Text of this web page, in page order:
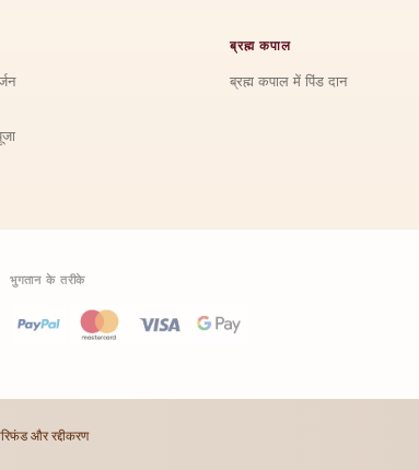
ब्रह्म कपाल
ब्रह्म कपाल में पिंड दान
भुगतान के तरीके
रिफंड और रद्दीकरण